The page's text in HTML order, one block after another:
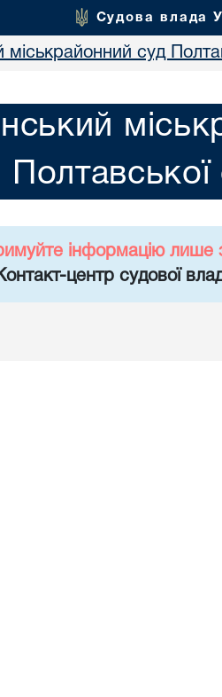
Судова влада
міськрайонний суд
Полтавської
інформацію лише
центр судової